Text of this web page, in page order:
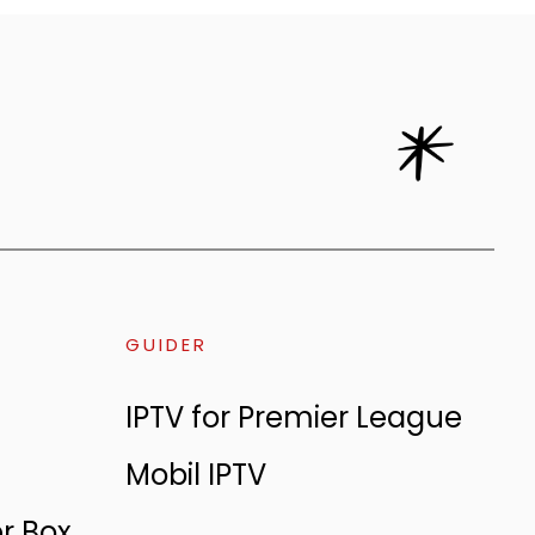
GUIDER
IPTV for Premier League
Mobil IPTV